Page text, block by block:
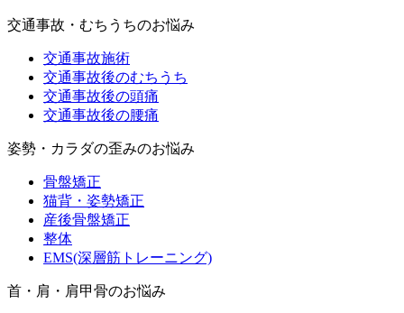
交通事故・むちうちのお悩み
交通事故施術
交通事故後のむちうち
交通事故後の頭痛
交通事故後の腰痛
姿勢・カラダの歪みのお悩み
骨盤矯正
猫背・姿勢矯正
産後骨盤矯正
整体
EMS(深層筋トレーニング)
首・肩・肩甲骨のお悩み